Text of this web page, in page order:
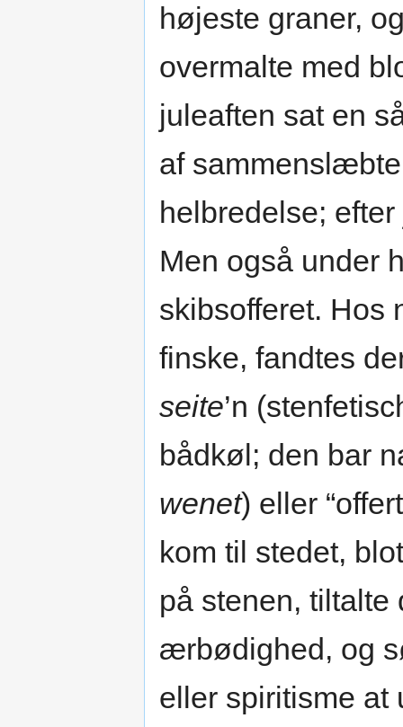
højeste graner,
overmalte med
juleaften sat en
af
helbredelse;
Men også under
skibsofferet. Hos
finske, fandtes
seite’n
bådkøl; den bar
wenet) eller
kom til stedet,
på stenen, tiltalte
ærbødighed, og
eller spiritisme at